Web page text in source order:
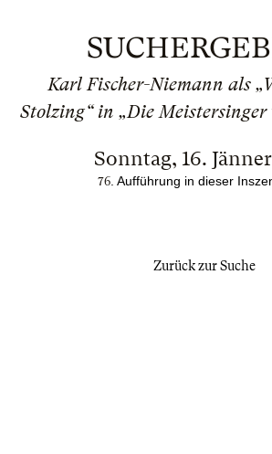
Karl Fischer-Niemann als
Stolzing“ in „Die
Sonntag, 16.
76. Aufführung in dieser
Zurück zur Suche